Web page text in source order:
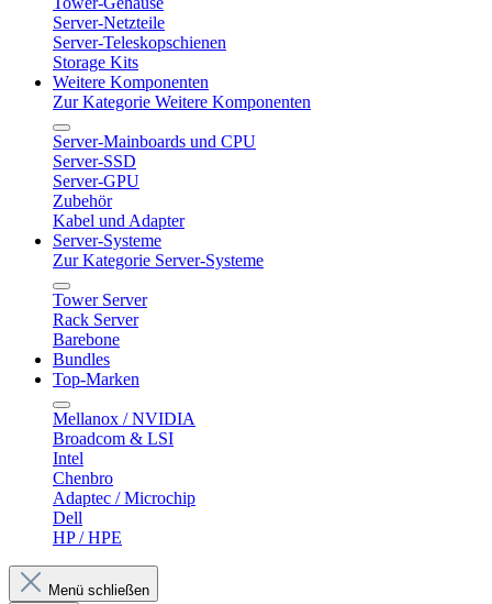
Server-Netzteile
Server-Teleskopschienen
Storage Kits
Weitere Komponenten
Zur Kategorie Weitere Komponenten
Server-Mainboards und CPU
Server-SSD
Server-GPU
Zubehör
Kabel und Adapter
Server-Systeme
Zur Kategorie Server-Systeme
Tower Server
Rack Server
Barebone
Bundles
Top-Marken
Mellanox / NVIDIA
Broadcom & LSI
Intel
Chenbro
Adaptec / Microchip
Dell
HP / HPE
Menü schließen